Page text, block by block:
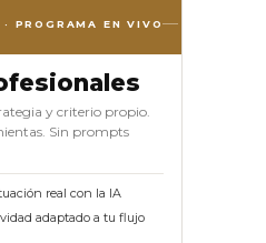
PROGRAMA EN VIVO
y criterio propio.
Sin prompts
real con la IA
adaptado a tu flujo